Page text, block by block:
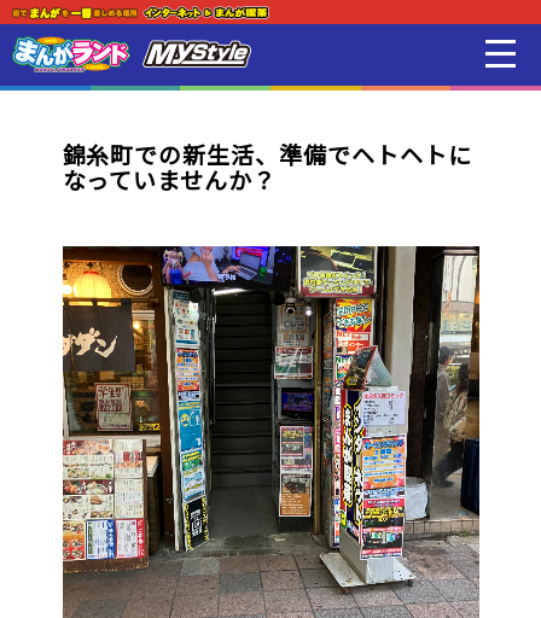
スマホアプリ紹介
オンラインゲーム
映画 / アニメ / 電子書籍
新着・オススメ情報
錦糸町での新生活、準備でヘトヘトに
なっていませんか？